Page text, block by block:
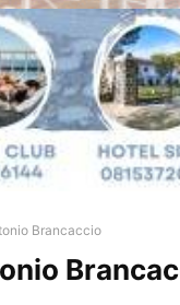
Brancaccio